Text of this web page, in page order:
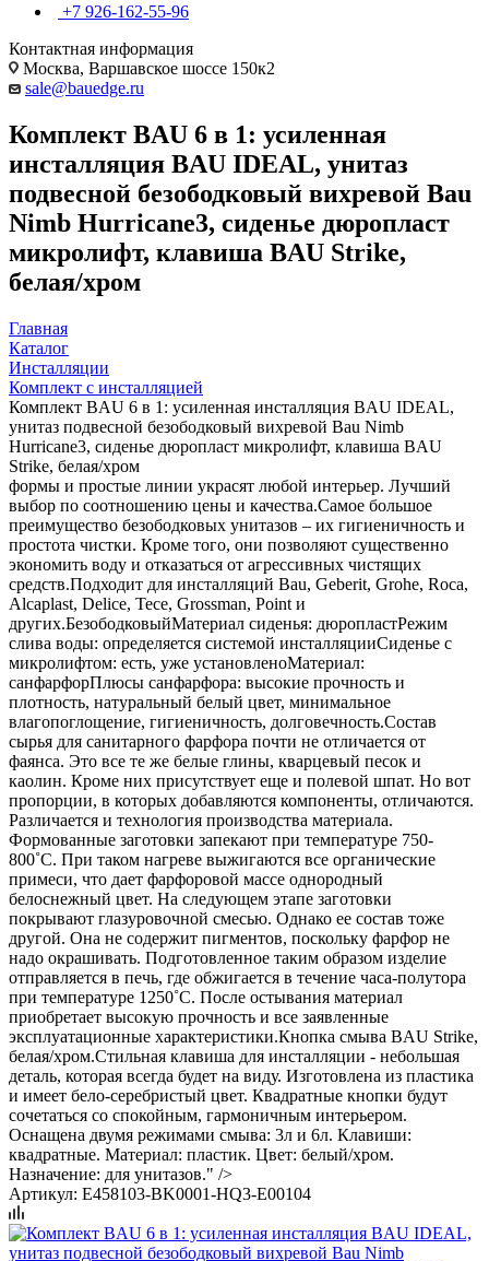
+7 926-162-55-96
Контактная информация
Москва, Варшавское шоссе 150к2
sale@bauedge.ru
Комплект BAU 6 в 1: усиленная
инсталляция BAU IDEAL, унитаз
подвесной безободковый вихревой Bau
Nimb Hurricane3, сиденье дюропласт
микролифт, клавиша BAU Strike,
белая/хром
Главная
Каталог
Инсталляции
Комплект с инсталляцией
Комплект BAU 6 в 1: усиленная инсталляция BAU IDEAL,
унитаз подвесной безободковый вихревой Bau Nimb
Hurricane3, сиденье дюропласт микролифт, клавиша BAU
Strike, белая/хром
формы и простые линии украсят любой интерьер. Лучший
выбор по соотношению цены и качества.Самое большое
преимущество безободковых унитазов – их гигиеничность и
простота чистки. Кроме того, они позволяют существенно
экономить воду и отказаться от агрессивных чистящих
средств.Подходит для инсталляций Bau, Geberit, Grohe, Roca,
Alcaplast, Delice, Tece, Grossman, Point и
других.БезободковыйМатериал сиденья: дюропластРежим
слива воды: определяется системой инсталляцииСиденье с
микролифтом: есть, уже установленоМатериал:
санфарфорПлюсы санфарфора: высокие прочность и
плотность, натуральный белый цвет, минимальное
влагопоглощение, гигиеничность, долговечность.Состав
сырья для санитарного фарфора почти не отличается от
фаянса. Это все те же белые глины, кварцевый песок и
каолин. Кроме них присутствует еще и полевой шпат. Но вот
пропорции, в которых добавляются компоненты, отличаются.
Различается и технология производства материала.
Формованные заготовки запекают при температуре 750-
800˚С. При таком нагреве выжигаются все органические
примеси, что дает фарфоровой массе однородный
белоснежный цвет. На следующем этапе заготовки
покрывают глазуровочной смесью. Однако ее состав тоже
другой. Она не содержит пигментов, поскольку фарфор не
надо окрашивать. Подготовленное таким образом изделие
отправляется в печь, где обжигается в течение часа-полутора
при температуре 1250˚С. После остывания материал
приобретает высокую прочность и все заявленные
эксплуатационные характеристики.Кнопка смыва BAU Strike,
белая/хром.Стильная клавиша для инсталляции - небольшая
деталь, которая всегда будет на виду. Изготовлена из пластика
и имеет бело-серебристый цвет. Квадратные кнопки будут
сочетаться со спокойным, гармоничным интерьером.
Оснащена двумя режимами смыва: 3л и 6л. Клавиши:
квадратные. Материал: пластик. Цвет: белый/хром.
Назначение: для унитазов." />
Артикул: E458103-BK0001-HQ3-E00104